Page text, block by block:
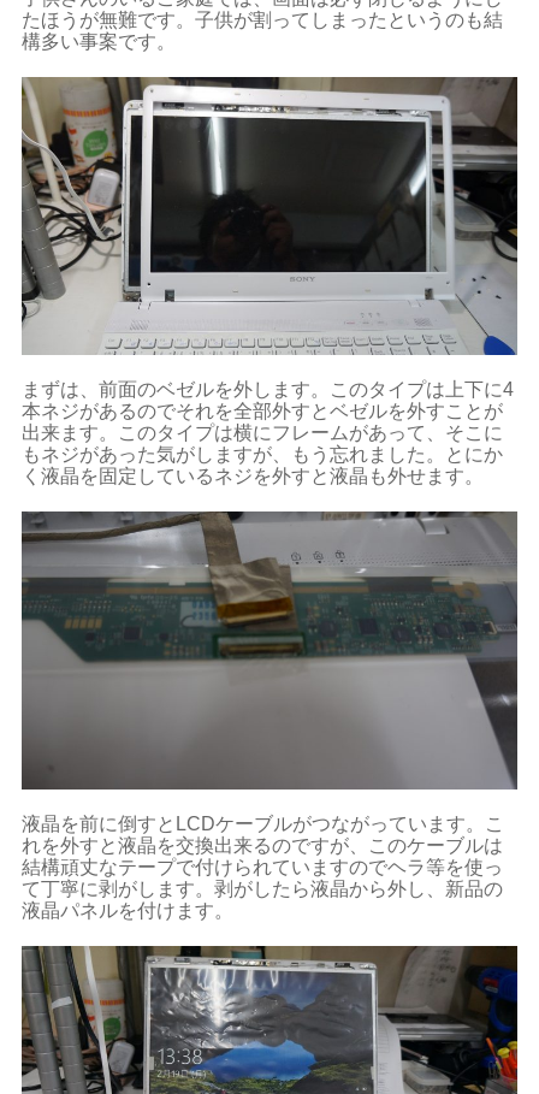
たほうが無難です。子供が割ってしまったというのも結
構多い事案です。
まずは、前面のベゼルを外します。このタイプは上下に4
本ネジがあるのでそれを全部外すとベゼルを外すことが
出来ます。このタイプは横にフレームがあって、そこに
もネジがあった気がしますが、もう忘れました。とにか
く液晶を固定しているネジを外すと液晶も外せます。
液晶を前に倒すとLCDケーブルがつながっています。こ
れを外すと液晶を交換出来るのですが、このケーブルは
結構頑丈なテープで付けられていますのでヘラ等を使っ
て丁寧に剥がします。剥がしたら液晶から外し、新品の
液晶パネルを付けます。